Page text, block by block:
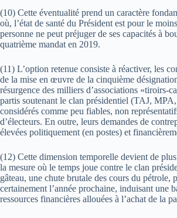
(10) Cette éventualité prend un caractère
où, l’état de santé du Président est pour le
personne ne peut préjuger de ses capacités à
quatrième mandat en 2019.
(11) L’option retenue consiste à réactiver, les
de la mise en œuvre de la cinquième
résurgence des milliers d’associations «tiroirs-
partis soutenant le clan présidentiel (TAJ,
considérés comme peu fiables, non
d’électeurs. En outre, leurs demandes de
élevées politiquement (en postes) et
(12) Cette dimension temporelle devient de
la mesure où le temps joue contre le clan
gâteau, une chute brutale des cours du pétrole,
certainement l’année prochaine, induisant une
ressources financières allouées à l’achat de la